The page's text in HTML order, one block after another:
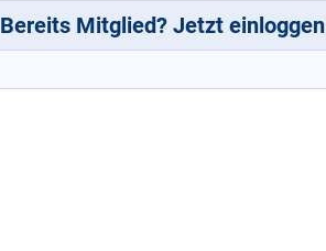
Bereits Mitglied? Jetzt einloggen